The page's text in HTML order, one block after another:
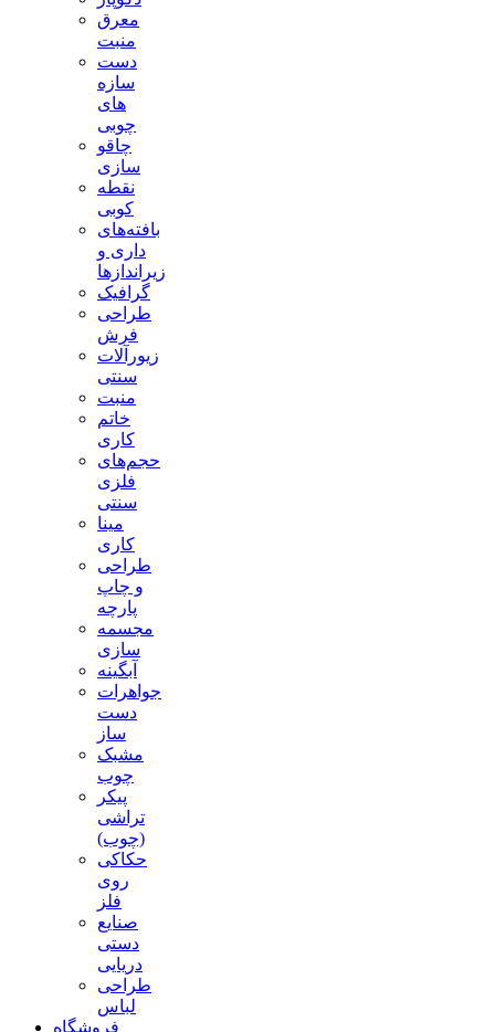
معرق
منبت
دست
سازه
های
چوبی
چاقو
سازی
نقطه
کوبی
بافته‌های
داری و
زیراندازها
گرافیک
طراحی
فرش
زیورآلات
سنتی
منبت
خاتم
کاری
حجم‌های
فلزی
سنتی
مینا
کاری
طراحی
و چاپ
پارچه
مجسمه
سازی
آبگینه
جواهرات
دست
ساز
مشبک
چوب
پیکر
تراشی
(چوب)
حکاکی
روی
فلز
صنایع
دستی
دریایی
طراحی
لباس
فروشگاه